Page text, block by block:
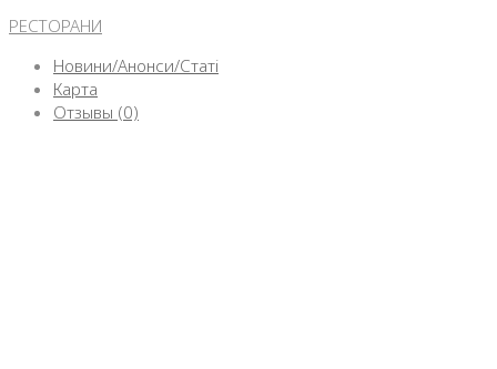
РЕСТОРАНИ
Новини/Анонси/Статі
Карта
Отзывы (0)